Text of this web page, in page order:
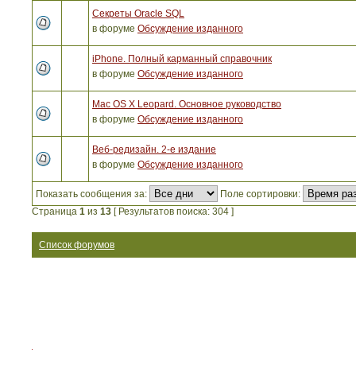
Секреты Oracle SQL
в форуме Обсуждение изданного
iPhone. Полный карманный справочник
в форуме Обсуждение изданного
Mac OS X Leopard. Основное руководство
в форуме Обсуждение изданного
Веб-редизайн. 2-е издание
в форуме Обсуждение изданного
Показать сообщения за:
Поле сортировки:
Страница 1 из 13 [ Результатов поиска: 304 ]
Список форумов